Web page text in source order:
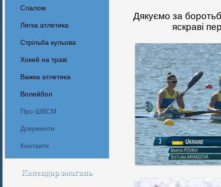
Cлалом
Легка атлетика
Стрільба кульова
Хокей на траві
Важка атлетика
Волейбол
Про ШВСМ
Документи
Контакти
Календар змагань
Дякуємо за
яскраві